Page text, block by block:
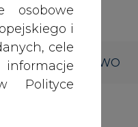
CIEPŁOWNICTWO
osobowe
i
cele
Polityce